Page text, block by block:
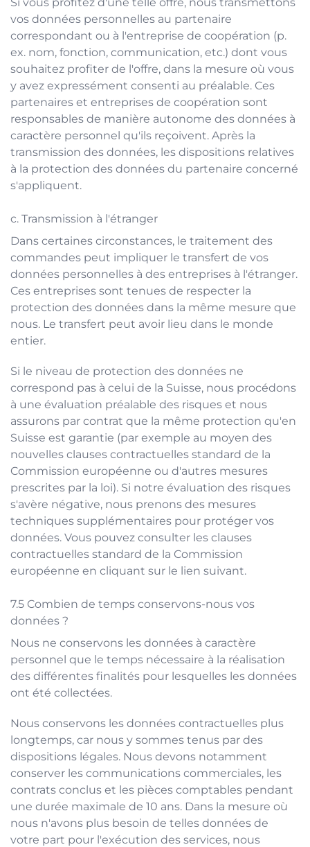
vos données personnelles au partenaire
correspondant ou à l'entreprise de coopération (p.
ex. nom, fonction, communication, etc.) dont vous
souhaitez profiter de l'offre, dans la mesure où vous
y avez expressément consenti au préalable. Ces
partenaires et entreprises de coopération sont
responsables de manière autonome des données à
caractère personnel qu'ils reçoivent. Après la
transmission des données, les dispositions relatives
à la protection des données du partenaire concerné
s'appliquent.
c. Transmission à l'étranger
Dans certaines circonstances, le traitement des
commandes peut impliquer le transfert de vos
données personnelles à des entreprises à l'étranger.
Ces entreprises sont tenues de respecter la
protection des données dans la même mesure que
nous. Le transfert peut avoir lieu dans le monde
entier.
Si le niveau de protection des données ne
correspond pas à celui de la Suisse, nous procédons
à une évaluation préalable des risques et nous
assurons par contrat que la même protection qu'en
Suisse est garantie (par exemple au moyen des
nouvelles clauses contractuelles standard de la
Commission européenne ou d'autres mesures
prescrites par la loi). Si notre évaluation des risques
s'avère négative, nous prenons des mesures
techniques supplémentaires pour protéger vos
données. Vous pouvez consulter les clauses
contractuelles standard de la Commission
européenne en cliquant sur le lien suivant.
Combien de temps conservons-nous vos
données ?
Nous ne conservons les données à caractère
personnel que le temps nécessaire à la réalisation
des différentes finalités pour lesquelles les données
ont été collectées.
Nous conservons les données contractuelles plus
longtemps, car nous y sommes tenus par des
dispositions légales. Nous devons notamment
conserver les communications commerciales, les
contrats conclus et les pièces comptables pendant
une durée maximale de 10 ans. Dans la mesure où
nous n'avons plus besoin de telles données de
votre part pour l'exécution des services, nous